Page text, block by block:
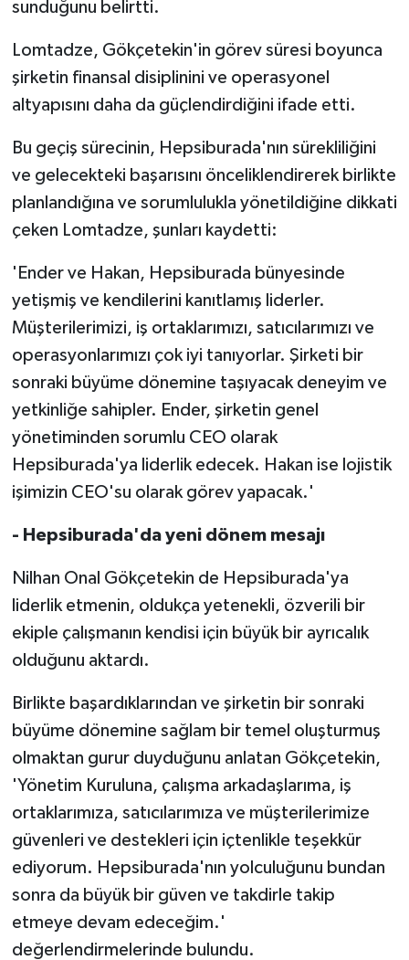
sunduğunu belirtti.
Lomtadze, Gökçetekin'in görev süresi boyunca
şirketin finansal disiplinini ve operasyonel
altyapısını daha da güçlendirdiğini ifade etti.
Bu geçiş sürecinin, Hepsiburada'nın sürekliliğini
ve gelecekteki başarısını önceliklendirerek birlikte
planlandığına ve sorumlulukla yönetildiğine dikkati
çeken Lomtadze, şunları kaydetti:
'Ender ve Hakan, Hepsiburada bünyesinde
yetişmiş ve kendilerini kanıtlamış liderler.
Müşterilerimizi, iş ortaklarımızı, satıcılarımızı ve
operasyonlarımızı çok iyi tanıyorlar. Şirketi bir
sonraki büyüme dönemine taşıyacak deneyim ve
yetkinliğe sahipler. Ender, şirketin genel
yönetiminden sorumlu CEO olarak
Hepsiburada'ya liderlik edecek. Hakan ise lojistik
işimizin CEO'su olarak görev yapacak.'
- Hepsiburada'da yeni dönem mesajı
Nilhan Onal Gökçetekin de Hepsiburada'ya
liderlik etmenin, oldukça yetenekli, özverili bir
ekiple çalışmanın kendisi için büyük bir ayrıcalık
olduğunu aktardı.
Birlikte başardıklarından ve şirketin bir sonraki
büyüme dönemine sağlam bir temel oluşturmuş
olmaktan gurur duyduğunu anlatan Gökçetekin,
'Yönetim Kuruluna, çalışma arkadaşlarıma, iş
ortaklarımıza, satıcılarımıza ve müşterilerimize
güvenleri ve destekleri için içtenlikle teşekkür
ediyorum. Hepsiburada'nın yolculuğunu bundan
sonra da büyük bir güven ve takdirle takip
etmeye devam edeceğim.'
değerlendirmelerinde bulundu.